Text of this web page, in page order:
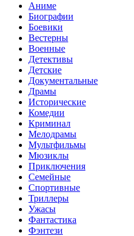
Аниме
Биографии
Боевики
Вестерны
Военные
Детективы
Детские
Документальные
Драмы
Исторические
Комедии
Криминал
Мелодрамы
Мультфильмы
Мюзиклы
Приключения
Семейные
Спортивные
Триллеры
Ужасы
Фантастика
Фэнтези